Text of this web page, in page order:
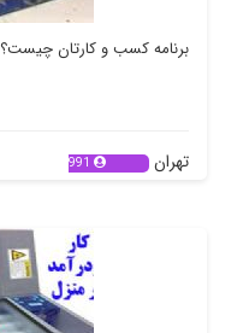
برنامه کسب و کارتان چیست؟
تهران 991